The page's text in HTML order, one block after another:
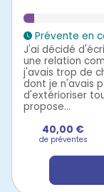
Prévente en
J'ai décidé
une relation
j'avais trop de
dont je n'avais
d'extérioriser
propose...
40,00 €
de préventes